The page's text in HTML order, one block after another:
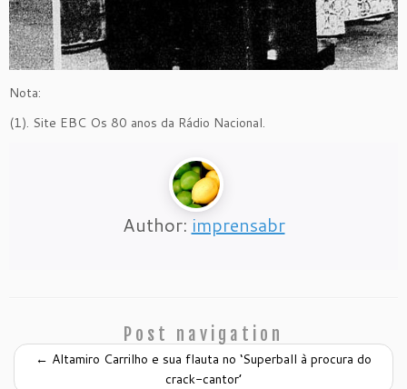
Nota:
(1). Site EBC Os 80 anos da Rádio Nacional.
Author: imprensabr
Post navigation
← Altamiro Carrilho e sua flauta no ‘Superball à procura do
crack-cantor’